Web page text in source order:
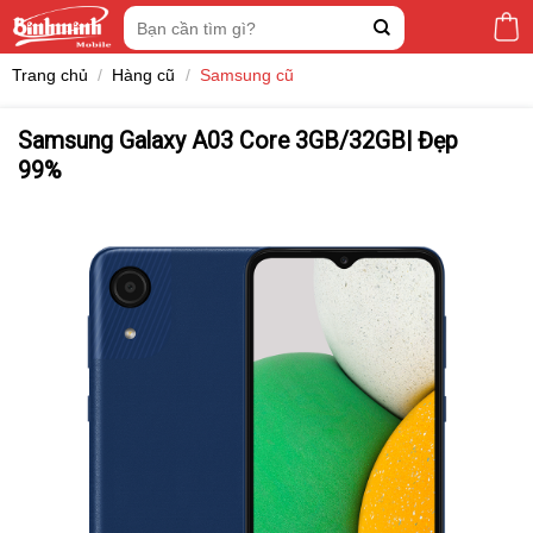
Tìm
kiếm:
Trang chủ / Hàng cũ / Samsung cũ
Samsung Galaxy A03 Core 3GB/32GB| Đẹp
99%